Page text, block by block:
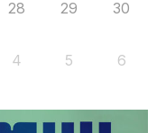
28 29 30
4 5 6